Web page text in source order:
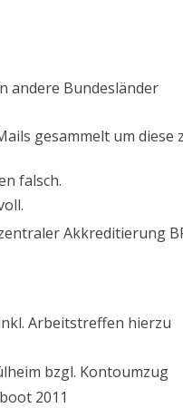
andere Bundesländer
gesammelt um
falsch.
Akkreditierung
Arbeitstreffen hierzu
bzgl. Kontoumzug
2011